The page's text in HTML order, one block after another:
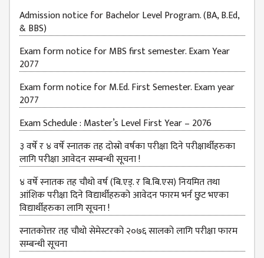
JOB
PLACEMENT
VACANCY
TENDER
MEDIA
GALLERY
FEEDBACK
FAQ
CONTACT
Admission notice for Bachelor Level Program. (BA, B.Ed,
& BBS)
Exam form notice for MBS first semester. Exam Year
2077
Exam form notice for M.Ed. First Semester. Exam year
2077
Exam Schedule : Master’s Level First Year – 2076
३ वर्षे र ४ वर्षे स्नातक तह दोस्रो वर्षका परीक्षा दिने परीक्षार्थीहरुका
लागि परीक्षा आवेदन सम्बन्धी सूचना !
४ वर्षे स्नातक तह चौथो वर्ष (बि.एड्. र बि.बि.एस) नियमित तथा
आंशिक परीक्षा दिने विद्यार्थीहरुको आवेदन फारम भर्न छुट भएका
विद्यार्थीहरुका लागि सूचना !
स्नातकोत्तर तह चौथो सेमेस्टरको २०७६ सालको लागि परीक्षा फारम
सम्बन्धी सूचना